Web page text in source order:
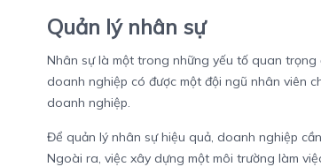
Quản lý nhân sự
Nhân sự là một trong những yếu tố quan
doanh nghiệp có được một đội ngũ nhân viên
doanh nghiệp.
Để quản lý nhân sự hiệu quả, doanh nghiệp
Ngoài ra, việc xây dựng một môi trường làm